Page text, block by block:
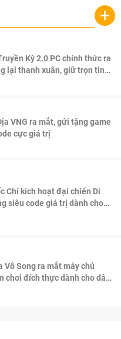
từ công ty game Nhật Bản
+
Kỳ 2.0 PC chính thức ra
lại thanh xuân, giữ trọn tinh
VNG ra mắt, gửi tặng game
cực giá trị
Chí kích hoạt đại chiến Di
siêu code giá trị dành cho
Vô Song ra mắt máy chủ
chơi đích thực dành cho dân